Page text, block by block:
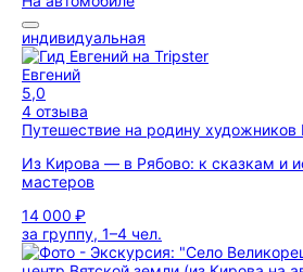
индивидуальная
Евгений
5,0
4 отзыва
Путешествие на родину художников
Из Кирова — в Рябово: к сказкам и
мастеров
14 000 ₽
за группу, 1–4 чел.